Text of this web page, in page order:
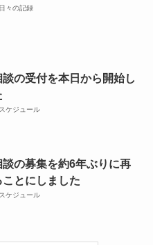
々の記録
の受付を本日から開始し
ケジュール
談の募集を約6年ぶりに再
ことにしました
ケジュール